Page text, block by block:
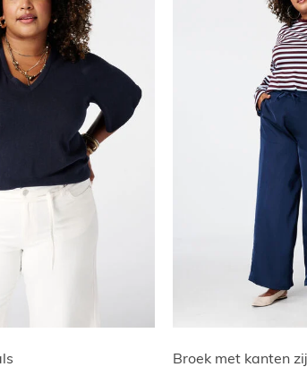
Broek met kanten